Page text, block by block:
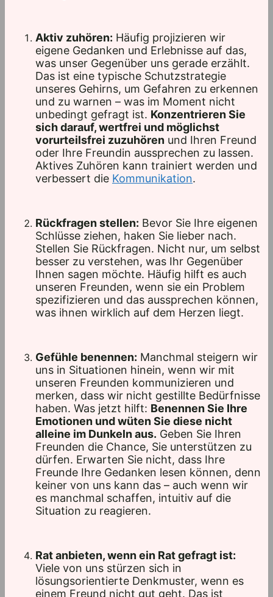
Aktiv zuhören: Häufig projizieren wir
eigene Gedanken und Erlebnisse auf das,
was unser Gegenüber uns gerade erzählt.
Das ist eine typische Schutzstrategie
unseres Gehirns, um Gefahren zu erkennen
und zu warnen – was im Moment nicht
unbedingt gefragt ist. Konzentrieren Sie
sich darauf, wertfrei und möglichst
vorurteilsfrei zuzuhören und Ihren Freund
oder Ihre Freundin aussprechen zu lassen.
Aktives Zuhören kann trainiert werden und
verbessert die Kommunikation.
Rückfragen stellen: Bevor Sie Ihre eigenen
Schlüsse ziehen, haken Sie lieber nach.
Stellen Sie Rückfragen. Nicht nur, um selbst
besser zu verstehen, was Ihr Gegenüber
Ihnen sagen möchte. Häufig hilft es auch
unseren Freunden, wenn sie ein Problem
spezifizieren und das aussprechen können,
was ihnen wirklich auf dem Herzen liegt.
Gefühle benennen: Manchmal steigern wir
uns in Situationen hinein, wenn wir mit
unseren Freunden kommunizieren und
merken, dass wir nicht gestillte Bedürfnisse
haben. Was jetzt hilft: Benennen Sie Ihre
Emotionen und wüten Sie diese nicht
alleine im Dunkeln aus. Geben Sie Ihren
Freunden die Chance, Sie unterstützen zu
dürfen. Erwarten Sie nicht, dass Ihre
Freunde Ihre Gedanken lesen können, denn
keiner von uns kann das – auch wenn wir
es manchmal schaffen, intuitiv auf die
Situation zu reagieren.
Rat anbieten, wenn ein Rat gefragt ist:
Viele von uns stürzen sich in
lösungsorientierte Denkmuster, wenn es
einem Freund nicht gut geht. Das ist